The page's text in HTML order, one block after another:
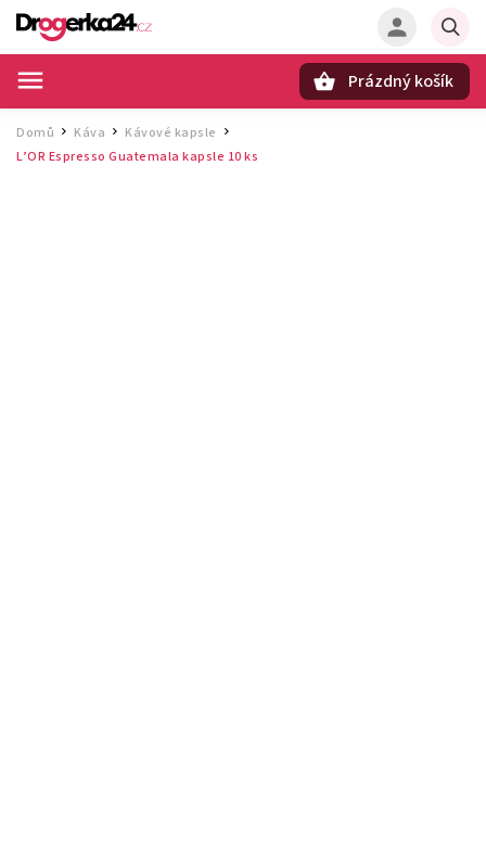
Prázdný košík
Domů / Káva / Kávové kapsle
L’OR Espresso Guatemala kapsle 10 ks